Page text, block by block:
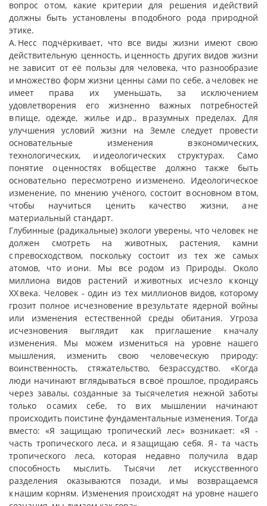
вопрос о том, какие критерии для решения и действий
должны быть установлены в подобного рода природной
этике.
А. Несс подчёркивает, что все виды жизни имеют свою
действительную ценность, и ценность других видов жизни
не зависит от её пользы для человека, что разнообразие
и множество форм жизни ценны сами по себе, а человек не
имеет права их уменьшать, за исключением
удовлетворения его жизненно важных потребностей
в пище, одежде, жилье и др., в разумных пределах. Для
улучшения условий жизни на Земле следует провести
основательные изменения в экономических,
технологических, и идеологических структурах. Само
понятие о ценностях в обществе должно также быть
основательно пересмотрено и изменено. Идеологическое
изменение, по мнению учёного, состоит в основном в том,
чтобы научиться ценить качество жизни, а не
материальный стандарт.
Глубинные (радикальные) экологи уверены, что человек не
должен смотреть на животных, растения, камни
с превосходством, поскольку состоит из тех же самых
атомов, что и они. Мы все родом из Природы. Около
миллиона видов растений и животных исчезло к концу
ХХ века. Человек - один из тех миллионов видов, которому
грозит полное исчезновение в результате ядерной войны
или изменения естественной среды обитания. Угроза
исчезновения выглядит как приглашение к началу
изменения. Мы можем измениться на уровне нашего
мышления, изменить свою человеческую природу:
воинственность, стяжательство, безрассудство. «Когда
люди начинают вглядываться в своё прошлое, продираясь
через завалы, созданные за тысячелетия нежной заботы
только о самих себе, то в их мышлении начинают
происходить поистине фундаментальные изменения. Тогда
вместо: «Я защищаю тропический лес» возникает: «Я -
часть тропического леса, и я защищаю себя. Я - та часть
тропического леса, которая недавно получила в дар
способность мыслить. Тысячи лет искусственного
разделения оказываются позади, и мы возвращаемся
к нашим корням. Изменения происходят на уровне нашего